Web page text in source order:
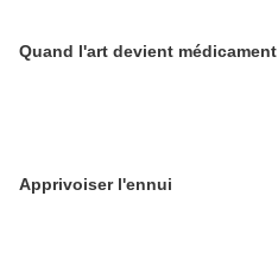
Quand l'art devient médicament
Apprivoiser l'ennui